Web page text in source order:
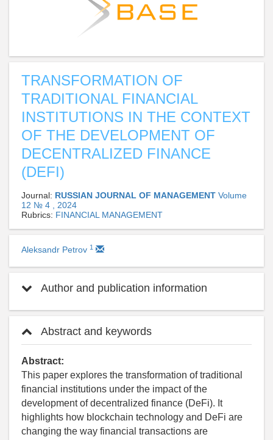
TRANSFORMATION OF
TRADITIONAL FINANCIAL
INSTITUTIONS IN THE CONTEXT
OF THE DEVELOPMENT OF
DECENTRALIZED FINANCE
(DEFI)
Journal: RUSSIAN JOURNAL OF MANAGEMENT Volume
12 № 4 , 2024
Rubrics: FINANCIAL MANAGEMENT
Aleksandr Petrov 1
Author and publication information
Abstract and keywords
Abstract:
This paper explores the transformation of traditional
financial institutions under the impact of the
development of decentralized finance (DeFi). It
highlights how blockchain technology and DeFi are
changing the way financial transactions are